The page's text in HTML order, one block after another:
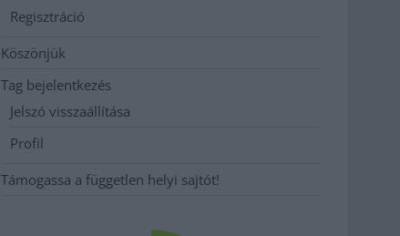
Regisztráció
Köszönjük
Tag bejelentkezés
Jelszó visszaállítása
Profil
Támogassa a független helyi sajtót!